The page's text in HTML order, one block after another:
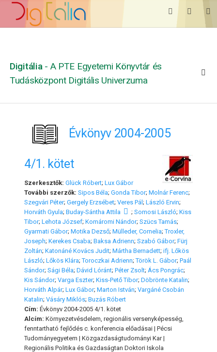
Digitália - A PTE Egyetemi Könyvtár és
Tudásközpont Digitális Univerzuma
Évkönyv 2004-2005
4/1. kötet
Szerkesztők: Glück Róbert; Lux Gábor
További szerzők: Sipos Béla; Gonda Tibor; Molnár Ferenc;
Szegvári Péter; Gergely Erzsébet; Veres Pál; László Ervin;
Horváth Gyula; Buday-Sántha Attila ; Somosi László; Kiss
Tibor; Lehota József; Komáromi Nándor; Szücs Tamás;
Gyarmati Gábor; Motika Dezső; Mülleder, Cornelia;Troxler,
Joseph; Kerekes Csaba; Baksa Adrienn; Szabó Gábor; Fürj
Zoltán; Katonáné Kovács Judit; Mártha Bernadett; ifj. Lőkös
László; Lőkös Klára;Toroczkai Adrienn;Török L. Gábor; Paál
Sándor; Sági Béla; Dávid Lóránt; Péter Zsolt; Ács Pongrác;
Kis Sándor; Varga Eszter; Kiss-Pető Tibor; Döbrönte Katalin;
Horváth Alpár; Lux Gábor; Marton István; Vargáné Csobán
Katalin; Vásáry Miklós; Buzás Róbert
Cím: Évkönyv 2004-2005 4/1. kötet
Alcím: Környezetvésdelem, regionális versenyképesség,
fenntartható fejlődés c. konferencia előadásai | Pécsi
Tudományegyetem | Közgazdaságtudományi Kar |
Regionális Politika és Gazdaságtan Doktori Iskola